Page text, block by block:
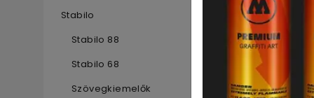
Stabilo
Stabilo 88
Stabilo 68
Szövegkiemelők